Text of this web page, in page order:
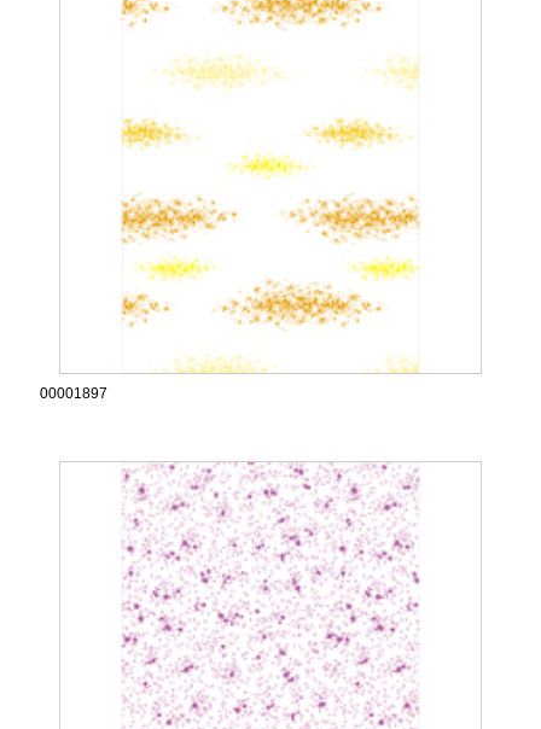
00001897